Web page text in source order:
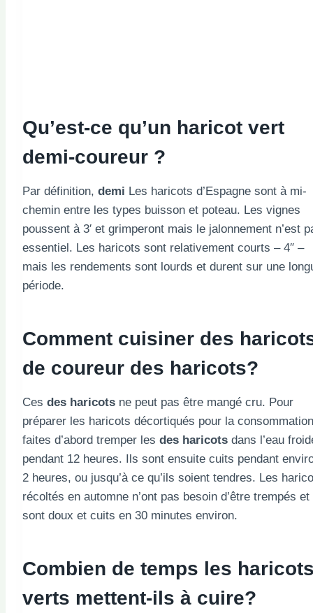
Qu’est-ce qu’un haricot vert
demi-coureur ?
Par définition, demi Les haricots d’Espagne sont à mi-
chemin entre les types buisson et poteau. Les vignes
poussent à 3′ et grimperont mais le jalonnement n’est
essentiel. Les haricots sont relativement courts – 4″ –
mais les rendements sont lourds et durent sur une
période.
Comment cuisiner des
de coureur des haricots?
Ces des haricots ne peut pas être mangé cru. Pour
préparer les haricots décortiqués pour la
faites d’abord tremper les des haricots dans l’eau
pendant 12 heures. Ils sont ensuite cuits pendant
2 heures, ou jusqu’à ce qu’ils soient tendres. Les
récoltés en automne n’ont pas besoin d’être trempés et
sont doux et cuits en 30 minutes environ.
Combien de temps les
verts mettent-ils à cuire?